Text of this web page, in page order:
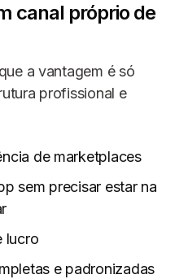
canal próprio de
a vantagem é só
profissional e
de marketplaces
sem precisar estar na
lucro
e padronizadas